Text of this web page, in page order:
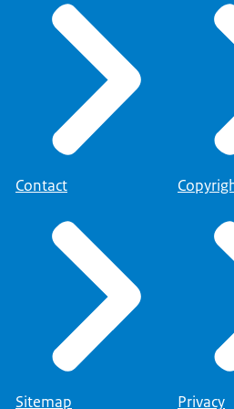
Contact
Sitemap Privacy